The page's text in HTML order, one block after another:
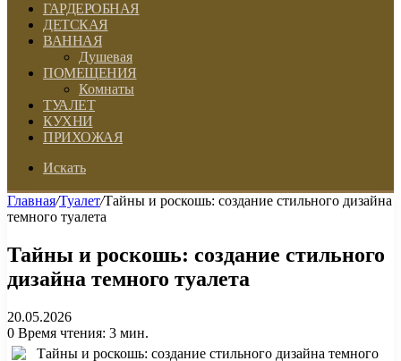
ГАРДЕРОБНАЯ
ДЕТСКАЯ
ВАННАЯ
Душевая
ПОМЕЩЕНИЯ
Комнаты
ТУАЛЕТ
КУХНИ
ПРИХОЖАЯ
Искать
Главная/Туалет/Тайны и роскошь: создание стильного дизайна
темного туалета
Тайны и роскошь: создание стильного
дизайна темного туалета
20.05.2026
0 Время чтения: 3 мин.